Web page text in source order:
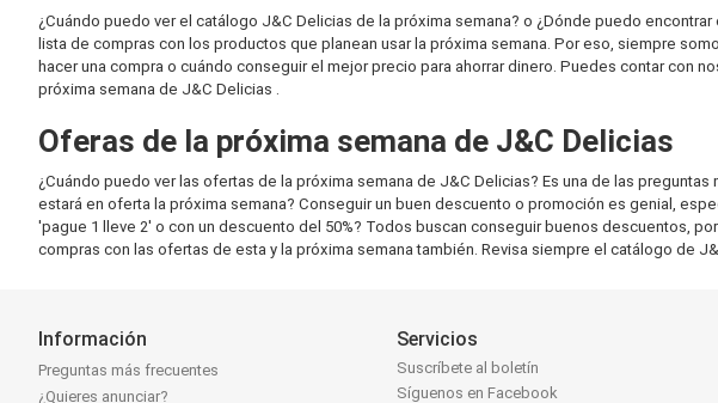
¿Cuándo puedo ver el catálogo J&C Delicias de la próxima semana? o ¿Dónde puedo
lista de compras con los productos que planean usar la próxima semana. Por eso, siempre
hacer una compra o cuándo conseguir el mejor precio para ahorrar dinero. Puedes contar
próxima semana de J&C Delicias .
Oferas de la próxima semana de J&C Delicias
¿Cuándo puedo ver las ofertas de la próxima semana de J&C Delicias? Es una de las
estará en oferta la próxima semana? Conseguir un buen descuento o promoción es genial,
'pague 1 lleve 2' o con un descuento del 50%? Todos buscan conseguir buenos descuentos,
compras con las ofertas de esta y la próxima semana también. Revisa siempre el catálogo de
Información
Preguntas más frecuentes
¿Quieres anunciar?
Servicios
Suscríbete al boletín
Síguenos en Facebook